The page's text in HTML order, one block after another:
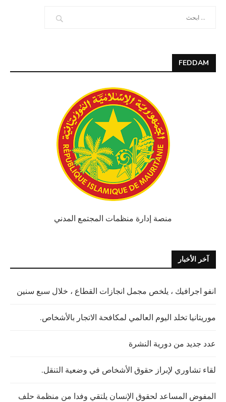
FEDDAM
منصة إدارة منظمات المجتمع المدني
آخر الأخبار
انفو اجرافيك ، يلخص مجمل انجازات القطاع ، خلال سبع سنين
موريتانيا تخلد اليوم العالمي لمكافحة الاتجار بالأشخاص.
عدد جديد من دورية النشرة
لقاء تشاوري لإبراز حقوق الأشخاص في وضعية التنقل.
المفوض المساعد لحقوق الإنسان يلتقي وفدا من منظمة حلف